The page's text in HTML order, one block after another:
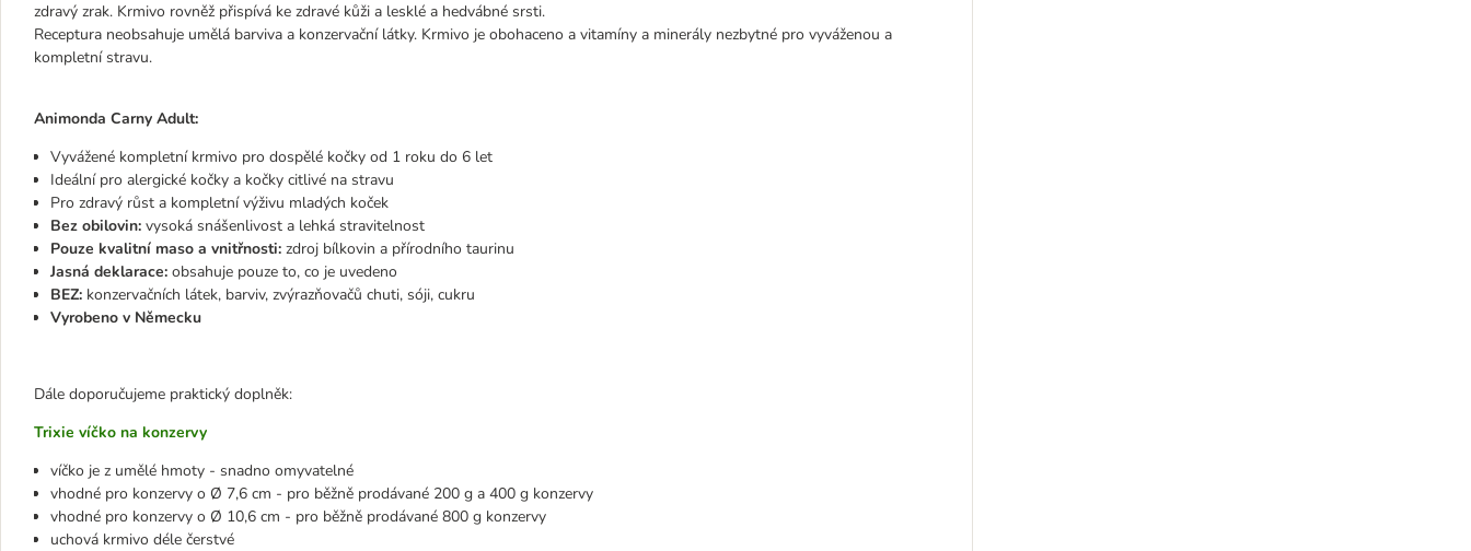
zdravý zrak. Krmivo rovněž přispívá ke zdravé kůži a lesklé a hedvábné srsti.
Receptura neobsahuje umělá barviva a konzervační látky. Krmivo je obohaceno a vitamíny a minerály nezbytné pro vyváženou a
kompletní stravu.
Animonda Carny Adult:
Vyvážené kompletní krmivo pro dospělé kočky od 1 roku do 6 let
Ideální pro alergické kočky a kočky citlivé na stravu
Pro zdravý růst a kompletní výživu mladých koček
Bez obilovin: vysoká snášenlivost a lehká stravitelnost
Pouze kvalitní maso a vnitřnosti: zdroj bílkovin a přírodního taurinu
Jasná deklarace: obsahuje pouze to, co je uvedeno
BEZ: konzervačních látek, barviv, zvýrazňovačů chuti, sóji, cukru
Vyrobeno v Německu
Dále doporučujeme praktický doplněk:
Trixie víčko na konzervy
víčko je z umělé hmoty - snadno omyvatelné
vhodné pro konzervy o Ø 7,6 cm - pro běžně prodávané 200 g a 400 g konzervy
vhodné pro konzervy o Ø 10,6 cm - pro běžně prodávané 800 g konzervy
uchová krmivo déle čerstvé